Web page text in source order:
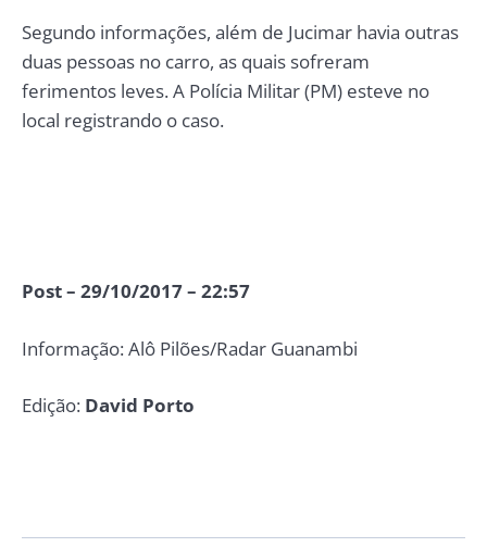
Segundo informações, além de Jucimar havia outras
duas pessoas no carro, as quais sofreram
ferimentos leves. A Polícia Militar (PM) esteve no
local registrando o caso.
Post – 29/10/2017 – 22:57
Informação: Alô Pilões/Radar Guanambi
Edição: David Porto